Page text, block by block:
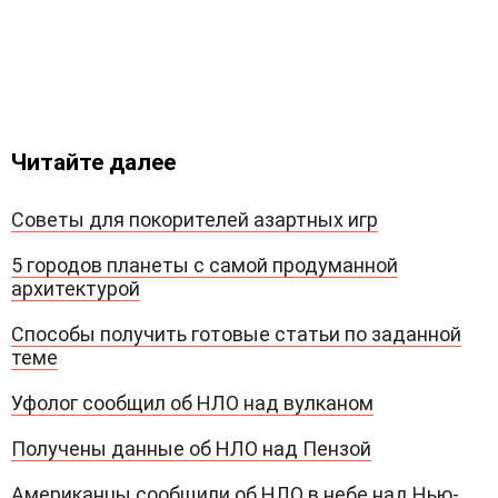
Читайте далее
Советы для покорителей азартных игр
5 городов планеты с самой продуманной
архитектурой
Способы получить готовые статьи по заданной
теме
Уфолог сообщил об НЛО над вулканом
Получены данные об НЛО над Пензой